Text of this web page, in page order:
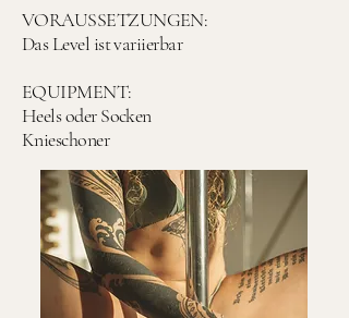
VORAUSSETZUNGEN:
Das Level ist variierbar
EQUIPMENT:
Heels oder Socken
Knieschoner